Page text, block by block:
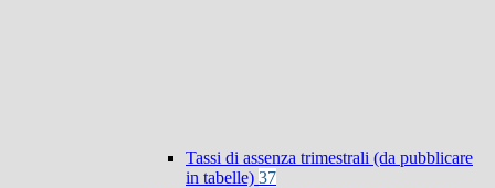
Tassi di assenza trimestrali (da pubblicare
in tabelle) 37